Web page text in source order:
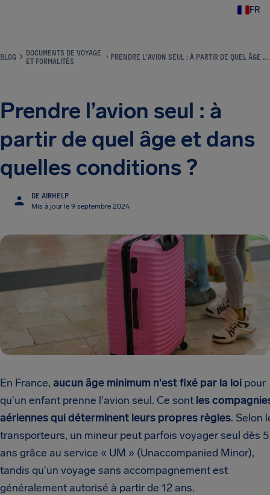
FR
BLOG
DOCUMENTS DE VOYAGE
ET FORMALITÉS
PRENDRE L’AVION SEUL : À PARTIR DE QUEL ÂGE ET DANS QUELLES CONDITIONS ?
Prendre l’avion seul : à
partir de quel âge et dans
quelles conditions ?
DE AIRHELP
Mis à jour le 9 septembre 2024
En France, aucun âge minimum n'est fixé par la loi pour
qu'un enfant prenne l'avion seul. Ce sont les
aériennes qui déterminent leurs propres règles. Selon
transporteurs, un mineur peut parfois voyager seul dès 5
ans grâce au service « UM » (Unaccompanied Minor),
tandis qu'un voyage sans accompagnement est
généralement autorisé à partir de 12 ans.